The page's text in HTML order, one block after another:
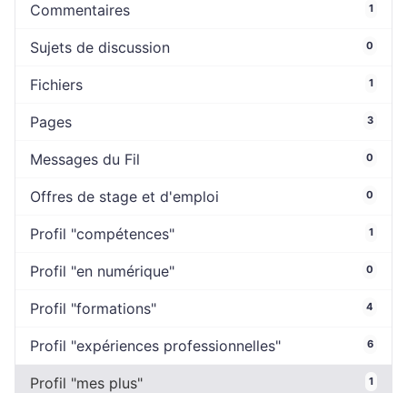
Commentaires 1
Sujets de discussion 0
Fichiers 1
Pages 3
Messages du Fil 0
Offres de stage et d'emploi 0
Profil "compétences" 1
Profil "en numérique" 0
Profil "formations" 4
Profil "expériences professionnelles" 6
Profil "mes plus" 1